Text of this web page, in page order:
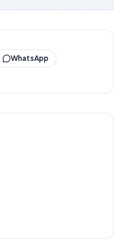
WhatsApp